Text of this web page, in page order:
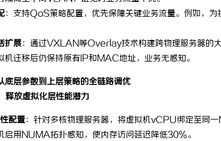
：支持QoS策略配置，优先保障关键业务流量。例如，
扩展：通过VXLAN等Overlay技术构建跨物理服务器的
机迁移后仍保持原有IP和MAC地址，业务无感知。
底层参数到上层策略的全链路调优
释放虚拟化层性能潜力
配置：针对多核物理服务器，将虚拟机vCPU绑定至同
启用NUMA拓扑感知，使内存访问延迟降低30%。